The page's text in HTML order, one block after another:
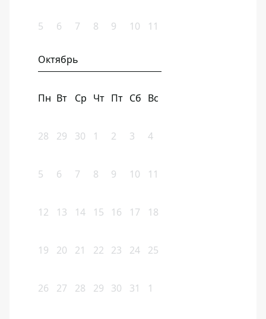
5 6 7 8 9 10 11
Октябрь
Пн Вт Ср Чт Пт Сб Вс
28 29 30 1 2 3 4
5 6 7 8 9 10 11
12 13 14 15 16 17 18
19 20 21 22 23 24 25
26 27 28 29 30 31 1